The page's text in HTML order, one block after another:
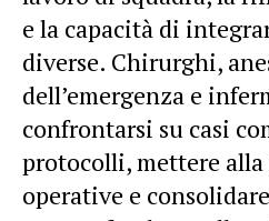
e la capacità di
diverse. Chirurghi,
dell’emergenza e
confrontarsi su casi
protocolli, mettere
operative e